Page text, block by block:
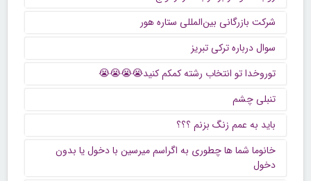
شرکت بازرگانی بین‌المللی ستاره هور
سوال درباره ترکی تبریز
توروخدا تو انتخاب رشته کمکم کنید😭😭😭😭
تنبلی چشم
باید به عمم زنگ بزنم ؟؟؟
خانوما شما ها چطوری به اگراسم میرسین با دخول یا بدون
دخول